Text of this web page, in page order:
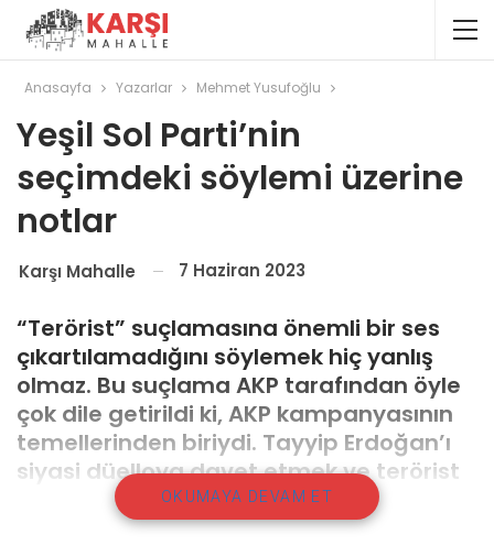
Anasayfa Yazarlar Mehmet Yusufoğlu
Yeşil Sol Parti’nin
seçimdeki söylemi üzerine
notlar
Karşı Mahalle 7 Haziran 2023
“Terörist” suçlamasına önemli bir ses
çıkartılamadığını söylemek hiç yanlış
olmaz. Bu suçlama AKP tarafından öyle
çok dile getirildi ki, AKP kampanyasının
temellerinden biriydi. Tayyip Erdoğan’ı
siyasi düelloya davet etmek ve terörist
suçlamasını tersine çevirmek
denenebilirdi.
OKUMAYA DEVAM ET